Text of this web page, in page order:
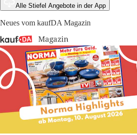
Alle Stiefel Angebote in der App
Neues vom kaufDA Magazin